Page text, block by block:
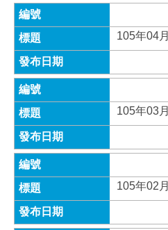
105年04月
105年03月
105年02月